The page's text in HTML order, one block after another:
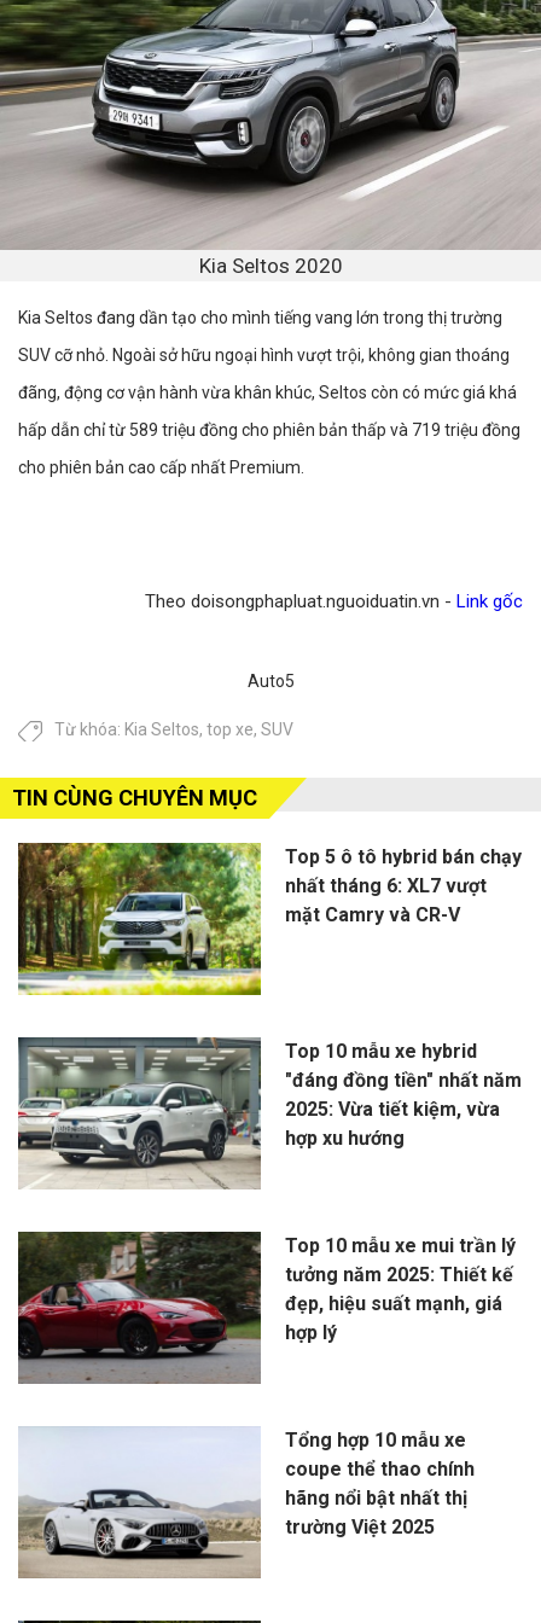
Kia Seltos 2020
Kia Seltos đang dần tạo cho mình tiếng vang lớn trong thị trường
SUV cỡ nhỏ. Ngoài sở hữu ngoại hình vượt trội, không gian thoáng
đãng, động cơ vận hành vừa khân khúc, Seltos còn có mức giá khá
hấp dẫn chỉ từ 589 triệu đồng cho phiên bản thấp và 719 triệu đồng
cho phiên bản cao cấp nhất Premium.
Theo doisongphapluat.nguoiduatin.vn - Link gốc
Auto5
Từ khóa: Kia Seltos, top xe, SUV
TIN CÙNG CHUYÊN MỤC
Top 5 ô tô hybrid bán chạy
nhất tháng 6: XL7 vượt
mặt Camry và CR-V
Top 10 mẫu xe hybrid
"đáng đồng tiền" nhất năm
2025: Vừa tiết kiệm, vừa
hợp xu hướng
Top 10 mẫu xe mui trần lý
tưởng năm 2025: Thiết kế
đẹp, hiệu suất mạnh, giá
hợp lý
Tổng hợp 10 mẫu xe
coupe thể thao chính
hãng nổi bật nhất thị
trường Việt 2025